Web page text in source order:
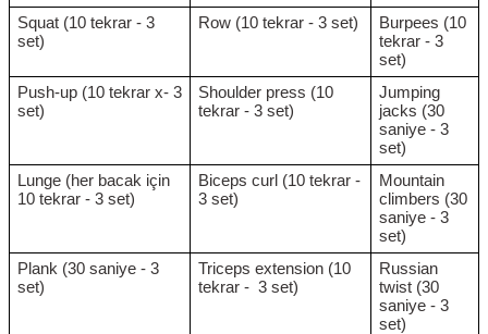
Squat (10 tekrar - 3
set)
Row (10 tekrar - 3 set)
Burpees (10
tekrar - 3
set)
Push-up (10 tekrar x- 3
set)
Shoulder press (10
tekrar - 3 set)
Jumping
jacks (30
saniye - 3
set)
Lunge (her bacak için
10 tekrar - 3 set)
Biceps curl (10 tekrar -
3 set)
Mountain
climbers (30
saniye - 3
set)
Plank (30 saniye - 3
set)
Triceps extension (10
tekrar - 3 set)
Russian
twist (30
saniye - 3
set)